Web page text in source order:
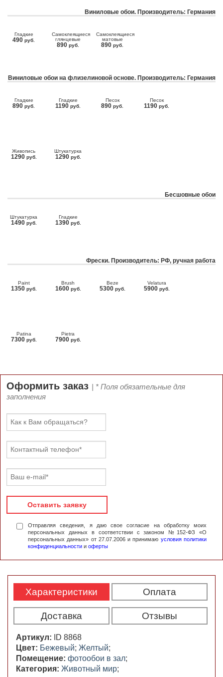
Виниловые обои. Производитель: Германия
Гладкие
490 руб.
Самоклеящиеся
глянцевые
890 руб.
Самоклеящиеся
матовые
890 руб.
Виниловые обои на флизелиновой основе. Производитель: Германия
Гладкие
890 руб.
Гладкие
1190 руб.
Песок
890 руб.
Песок
1190 руб.
Живопись
1290 руб.
Штукатурка
1290 руб.
Бесшовные обои
Штукатурка
1490 руб.
Гладкие
1390 руб.
Фрески. Производитель: РФ, ручная работа
Paint
1350 руб.
Brush
1600 руб.
Beze
5300 руб.
Velatura
5900 руб.
Patina
7300 руб.
Pietra
7900 руб.
Оформить заказ | * Поля обязательные для
заполнения
Оставить заявку
Отправляя сведения, я даю свое согласие на обработку моих
персональных данных в соответствии с законом №152-ФЗ «О
персональных данных» от 27.07.2006 и принимаю условия политики
конфиденциальности и оферты
Характеристики Оплата
Доставка Отзывы
Артикул:
ID 8868
Цвет: Бежевый; Желтый;
Помещение: фотообои в зал;
Категория: Животный мир;